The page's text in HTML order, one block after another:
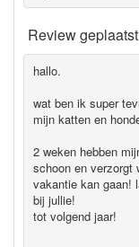
Review
hallo.
wat ben ik super
mijn katten en
2 weken hebben
schoon en verzorgt
vakantie kan gaan!
bij jullie!
tot volgend jaar!